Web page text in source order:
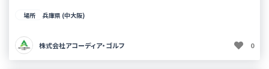
場所 兵庫県 (中大阪)
株式会社アコーディア・ゴルフ 0